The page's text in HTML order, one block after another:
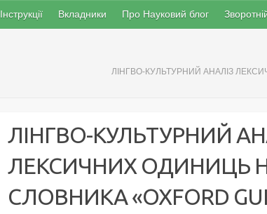
Інструкції Вкладники Про Науковий блог
ЛІНГВО-КУЛЬТУРНИЙ АНАЛІЗ
ЛІНГВО-КУЛЬТУРНИЙ
ЛЕКСИЧНИХ ОДИНИЦЬ
СЛОВНИКА «OXFORD